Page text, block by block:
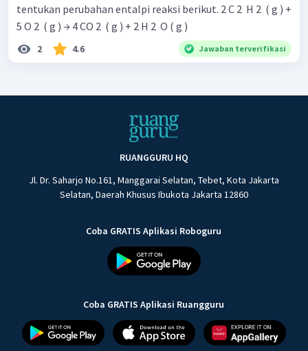
tentukan perubahan entalpi reaksi berikut. 2 C 2 ​ H 2 ​ ( g ) +
5 O 2 ​ ( g ) → 4 CO 2 ​ ( g ) + 2 H 2 ​ O ( g )
2 4.6 Jawaban terverifikasi
RUANGGURU HQ
Jl. Dr. Saharjo No.161, Manggarai Selatan, Tebet, Kota Jakarta
Selatan, Daerah Khusus Ibukota Jakarta 12860
Coba GRATIS Aplikasi Roboguru
Coba GRATIS Aplikasi Ruangguru